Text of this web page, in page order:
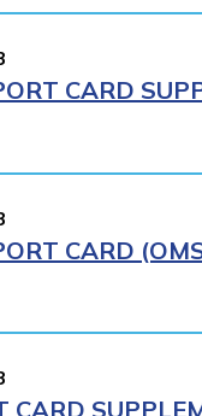
CARD
CARD
CARD